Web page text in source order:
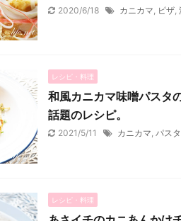
2020/6/18 カニカマ ピザ
レシピ・料理
和風カニカマ味噌パスタ
話題のレシピ。
2021/5/11 カニカマ, パスタ
レシピ・料理